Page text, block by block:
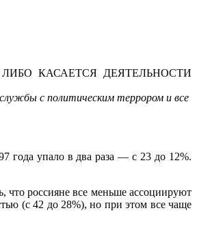
КАСАЕТСЯ ДЕЯТЕЛЬНОСТИ
с политическим террором и все
года упало в два раза — с 23 до 12%.
что россияне все меньше ассоциируют
(с 42 до 28%), но при этом все чаще